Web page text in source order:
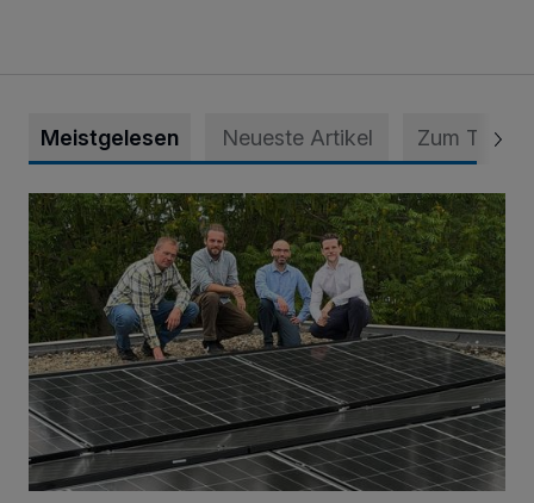
Meistgelesen Neueste Artikel Zum Thema
Nächster Schritt zu mehr Selbstversorgung